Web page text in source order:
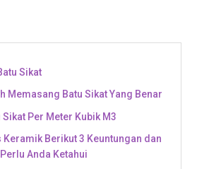
Sikat
Memasang Batu Sikat Yang Benar
Per Meter Kubik M3
Keramik Berikut 3 Keuntungan dan
Anda Ketahui